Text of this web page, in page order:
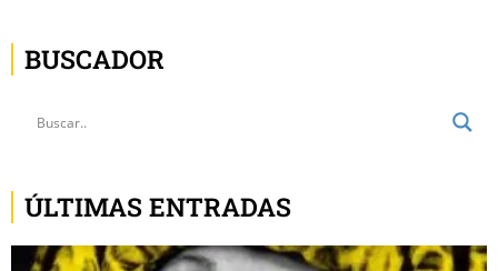
BUSCADOR
ÚLTIMAS ENTRADAS